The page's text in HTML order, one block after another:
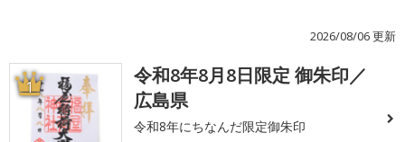
2026/08/06 更新
1
令和8年8月8日限定 御朱印／
広島県
令和8年にちなんだ限定御朱印